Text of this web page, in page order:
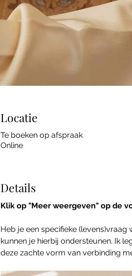
Locatie
Te boeken op afspraak
Online
Details
Klik op "Meer weergeven" op de
Heb je een specifieke
kunnen je hierbij ondersteunen. Ik
deze zachte vorm van verbinding